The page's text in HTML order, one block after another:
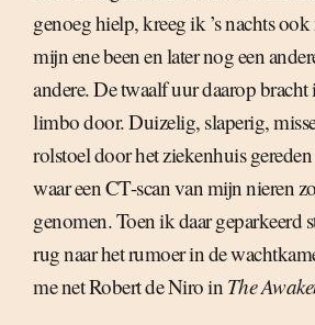
genoeg hielp, kreeg ik ’s nachts
mijn ene been en later nog een
andere. De twaalf uur daarop
limbo door. Duizelig, slaperig,
rolstoel door het ziekenhuis
waar een CT-scan van mijn nieren
genomen. Toen ik daar geparkeerd
rug naar het rumoer in de
me net Robert de Niro in The